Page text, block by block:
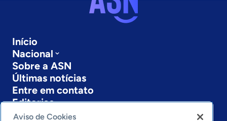
Início
Nacional
Sobre a ASN
Últimas notícias
Entre em contato
Editorias
Aviso de Cookies